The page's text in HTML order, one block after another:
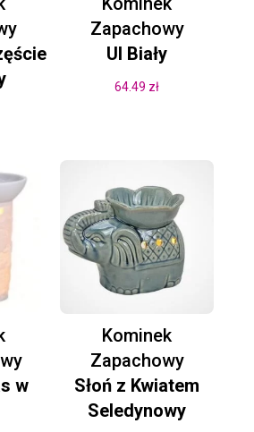
Zapachowy
Ul Biały
64.49 zł
w
Kominek
Zapachowy
Słoń z Kwiatem
Seledynowy